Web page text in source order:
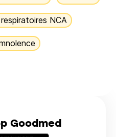
Goodmed
NCA